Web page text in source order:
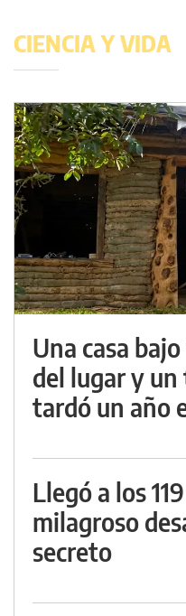
CIENCIA Y VIDA
Una casa
del lugar y
tardó un año
Llegó a los
milagroso
secreto